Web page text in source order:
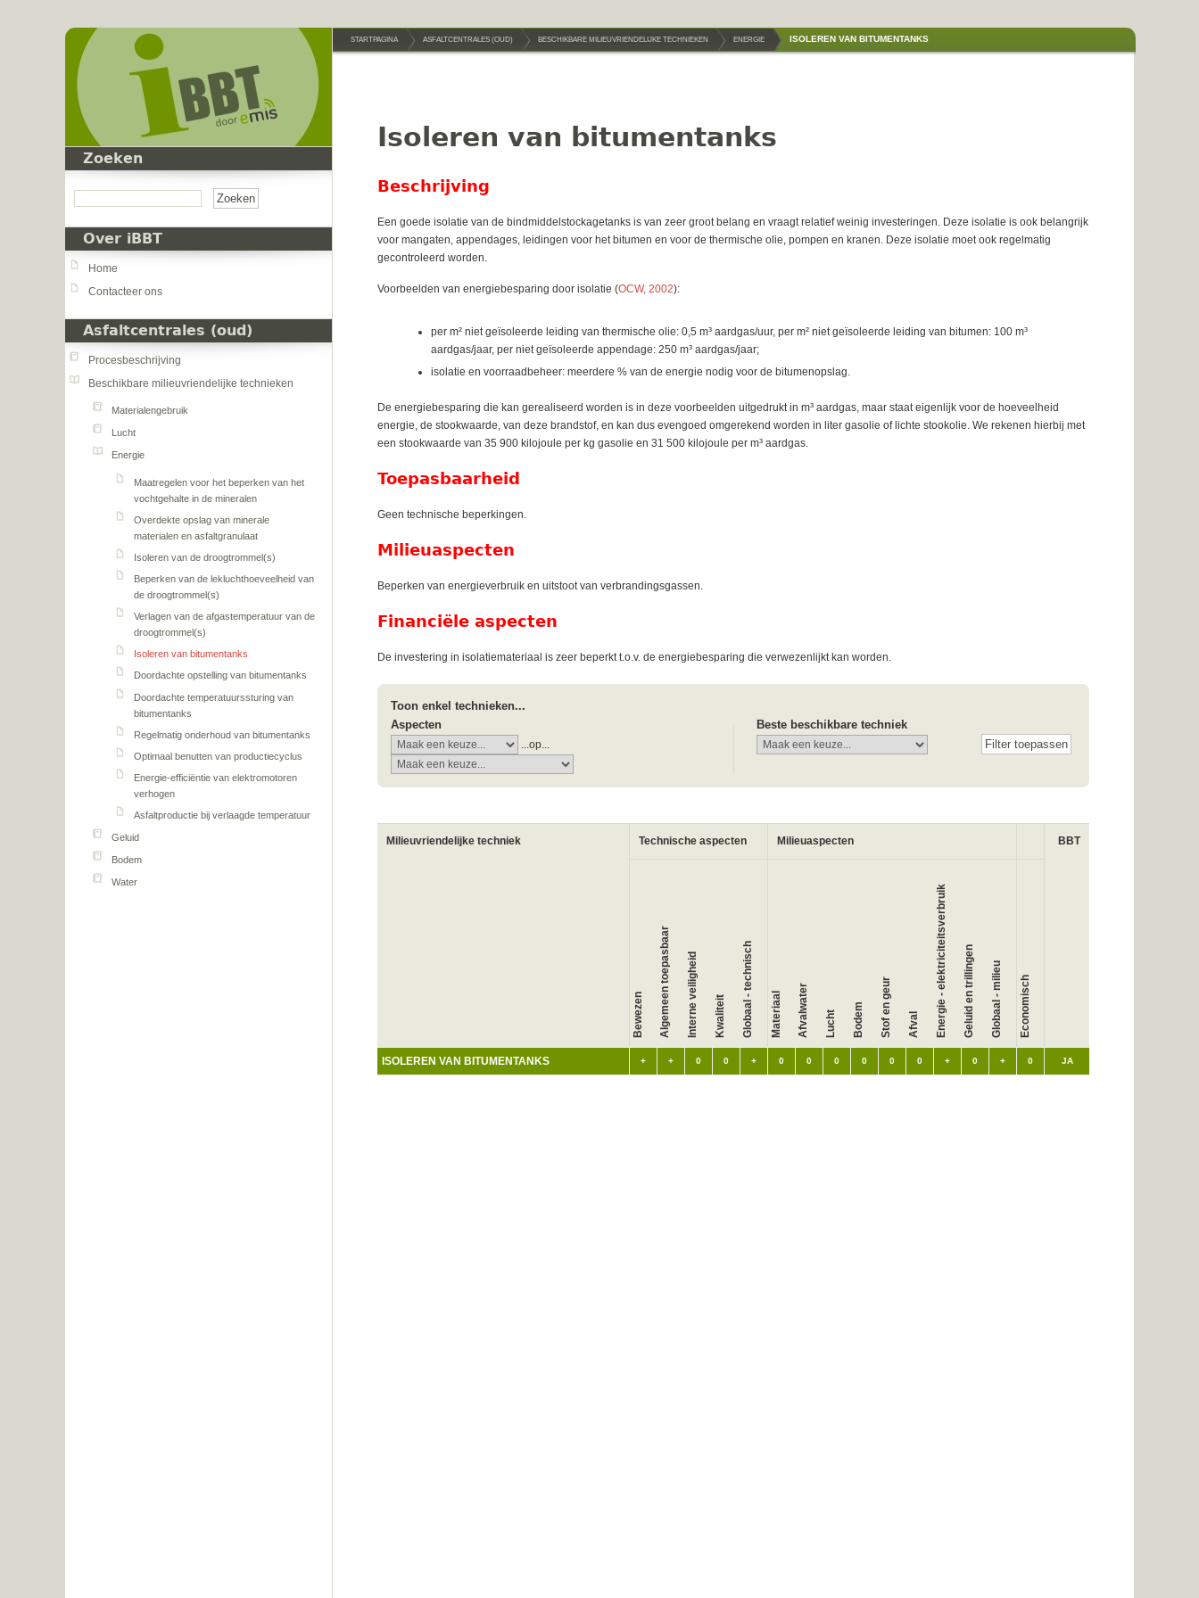
Zoeken
Over iBBT
Home
Contacteer ons
Asfaltcentrales (oud)
Procesbeschrijving
Beschikbare milieuvriendelijke technieken
Materialengebruik
Lucht
Energie
Maatregelen voor het beperken van het
vochtgehalte in de mineralen
Overdekte opslag van minerale
materialen en asfaltgranulaat
Isoleren van de droogtrommel(s)
Beperken van de lekluchthoeveelheid van
de droogtrommel(s)
Verlagen van de afgastemperatuur van de
droogtrommel(s)
Isoleren van bitumentanks
Doordachte opstelling van bitumentanks
Doordachte temperatuurssturing van
bitumentanks
Regelmatig onderhoud van bitumentanks
Optimaal benutten van productiecyclus
Energie-efficiëntie van elektromotoren
verhogen
Asfaltproductie bij verlaagde temperatuur
Geluid
Bodem
Water
STARTPAGINA ASFALTCENTRALES (OUD) BESCHIKBARE MILIEUVRIENDELIJKE TECHNIEKEN ENERGIE ISOLEREN VAN BITUMENTANKS
Isoleren van bitumentanks
Beschrijving
Een goede isolatie van de bindmiddelstockagetanks is van zeer groot belang en vraagt relatief weinig investeringen. Deze isolatie is ook belangrijk
voor mangaten, appendages, leidingen voor het bitumen en voor de thermische olie, pompen en kranen. Deze isolatie moet ook regelmatig
gecontroleerd worden.
Voorbeelden van energiebesparing door isolatie (OCW, 2002):
per m² niet geïsoleerde leiding van thermische olie: 0,5 m³ aardgas/uur, per m² niet geïsoleerde leiding van bitumen: 100 m³
aardgas/jaar, per niet geïsoleerde appendage: 250 m³ aardgas/jaar;
isolatie en voorraadbeheer: meerdere % van de energie nodig voor de bitumenopslag.
De energiebesparing die kan gerealiseerd worden is in deze voorbeelden uitgedrukt in m³ aardgas, maar staat eigenlijk voor de hoeveelheid
energie, de stookwaarde, van deze brandstof, en kan dus evengoed omgerekend worden in liter gasolie of lichte stookolie. We rekenen hierbij met
een stookwaarde van 35 900 kilojoule per kg gasolie en 31 500 kilojoule per m³ aardgas.
Toepasbaarheid
Geen technische beperkingen.
Milieuaspecten
Beperken van energieverbruik en uitstoot van verbrandingsgassen.
Financiële aspecten
De investering in isolatiemateriaal is zeer beperkt t.o.v. de energiebesparing die verwezenlijkt kan worden.
Toon enkel technieken...
Aspecten
...op...
Beste beschikbare techniek
Milieuvriendelijke techniek Technische aspecten Milieuaspecten BBT
Bewezen Algemeen toepasbaar Interne veiligheid Kwaliteit Globaal - technisch Materiaal Afvalwater Lucht Bodem Stof en geur Afval Energie - elektriciteitsverbruik Geluid en trillingen Globaal - milieu Economisch
ISOLEREN VAN BITUMENTANKS + + 0 0 + 0 0 0 0 0 0 + 0 + 0 JA